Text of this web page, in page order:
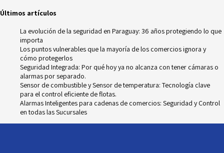
Últimos artículos
La evolución de la seguridad en Paraguay: 36 años protegiendo lo que
importa
Los puntos vulnerables que la mayoría de los comercios ignora y
cómo protegerlos
Seguridad Integrada: Por qué hoy ya no alcanza con tener cámaras o
alarmas por separado.
Sensor de combustible y Sensor de temperatura: Tecnología clave
para el control eficiente de flotas.
Alarmas Inteligentes para cadenas de comercios: Seguridad y Control
en todas las Sucursales